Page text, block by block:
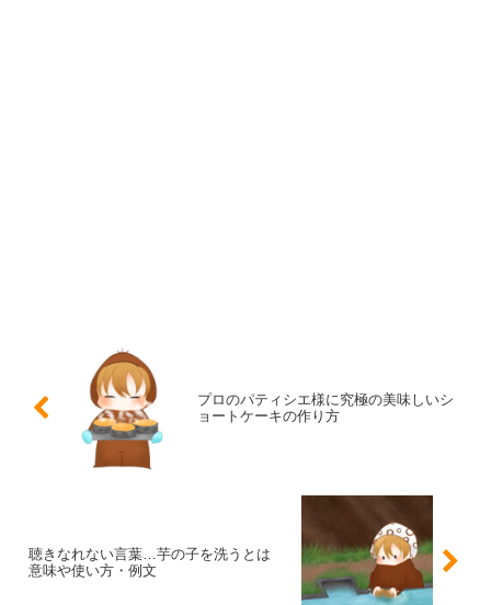
プロのパティシエ様に究極の美味しいシ
ョートケーキの作り方
聴きなれない言葉…芋の子を洗うとは
意味や使い方・例文